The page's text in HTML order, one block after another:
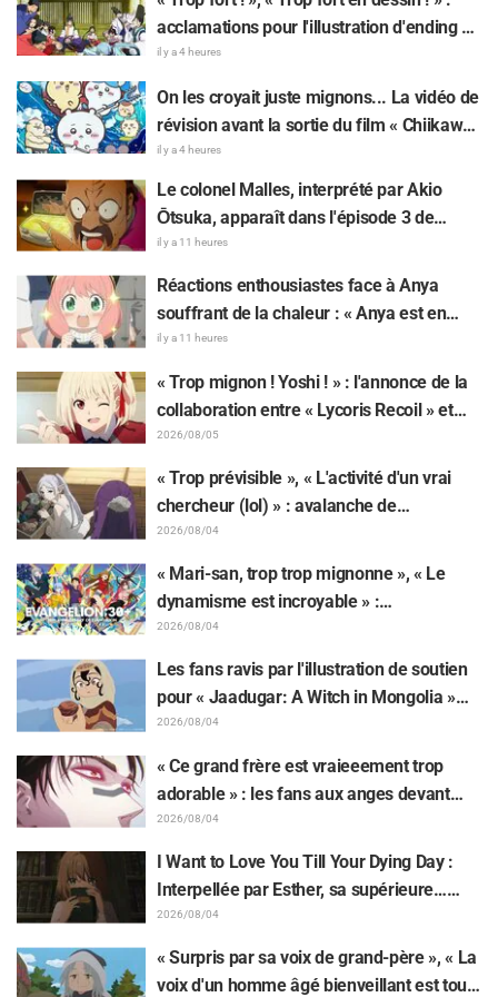
larmes et parfois quelques idylles.
acclamations pour l'illustration d'ending du
13e épisode dessinée par Asaki Yuikawa,
de « The Elusive Samurai »
il y a 4 heures
On les croyait juste mignons... La vidéo de
révision avant la sortie du film « Chiikawa
» suscite des réactions surprises face au
décalage : « C'est plus sévère qu'imaginé
», « Ça ne parle que de travail »
il y a 4 heures
Le colonel Malles, interprété par Akio
Ōtsuka, apparaît dans l'épisode 3 de
l'anime TV « The Ghost in the Shell » !
Commentaire du comédien et carte de fin
dévoilés
il y a 11 heures
Réactions enthousiastes face à Anya
souffrant de la chaleur : « Anya est en
train de fondre » sur l'illustration
d'annonce de « SPY x FAMILY »
il y a 11 heures
« Trop mignon ! Yoshi ! » : l'annonce de la
collaboration entre « Lycoris Recoil » et
Kumamine, créateur du « Chat au travail »,
suscite une pluie de « Yoshi ! »
2026/08/05
« Trop prévisible », « L'activité d'un vrai
chercheur (lol) » : avalanche de
moqueries affectueuses face à la peluche
de Frieren piégée par un Mimique lors
d'une exposition de « Frieren »
2026/08/04
« Mari-san, trop trop mignonne », « Le
dynamisme est incroyable » :
retentissement suite au dévoilement d'un
superbe dessin de Hidenori Matsubara
représentant les trois filles de « Neon
Genesis Evangelion » en combinaison
2026/08/04
Les fans ravis par l'illustration de soutien
pour « Jaadugar: A Witch in Mongolia »
dessinée par l'auteur de « Yowamushi
Pedal » : « Voilà ce qui se passe quand la
personne avec le style le plus différent
2026/08/04
« Ce grand frère est vraieeement trop
adorable » : les fans aux anges devant
Choso se rapprochant de Yūji Itadori sur
l'illustration inédite de l'exposition de
l'anime « JUJUTSU KAISEN »
2026/08/04
I Want to Love You Till Your Dying Day :
Interpellée par Esther, sa supérieure…
Synopsis, visuels, bande-annonce WEB et
affiches de l'épisode 5 de l'anime dévoilés
2026/08/04
« Surpris par sa voix de grand-père », « La
voix d'un homme âgé bienveillant est tout